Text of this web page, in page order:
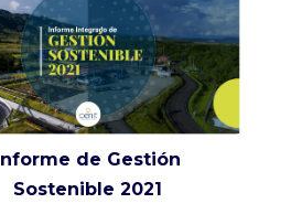
Informe de Gestión
Sostenible 2021